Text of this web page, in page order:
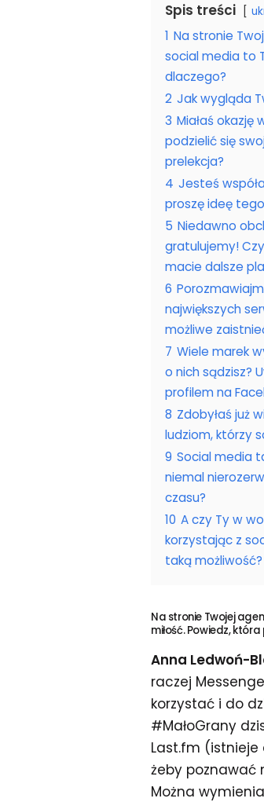
Spis treści
1 Na stronie
social media to
dlaczego?
2 Jak wygląda
3 Miałaś okazję
podzielić się
prelekcja?
4 Jesteś
proszę ideę
5 Niedawno
gratulujemy!
macie dalsze
6
największych
możliwe
7 Wiele marek
o nich sądzisz?
profilem na
8 Zdobyłaś już
ludziom, którzy
9 Social media
niemal
czasu?
10 A czy Ty w
korzystając z
taką możliwość?
Na stronie Twojej
miłość. Powiedz,
Anna Ledwoń-
raczej
korzystać i do
#MałoGrany
Last.fm (istnieje
żeby poznawać
Można